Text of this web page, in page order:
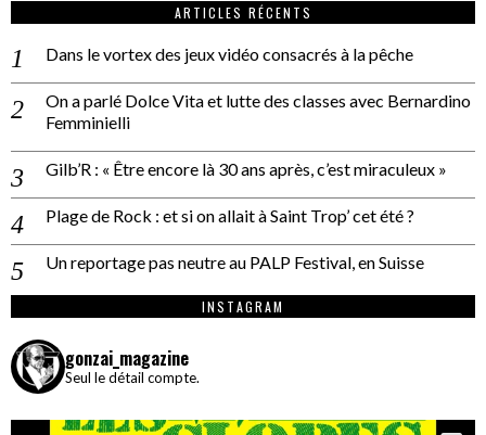
ARTICLES RÉCENTS
Dans le vortex des jeux vidéo consacrés à la pêche
On a parlé Dolce Vita et lutte des classes avec Bernardino
Femminielli
Gilb’R : « Être encore là 30 ans après, c’est miraculeux »
Plage de Rock : et si on allait à Saint Trop’ cet été ?
Un reportage pas neutre au PALP Festival, en Suisse
INSTAGRAM
gonzai_magazine
Seul le détail compte.